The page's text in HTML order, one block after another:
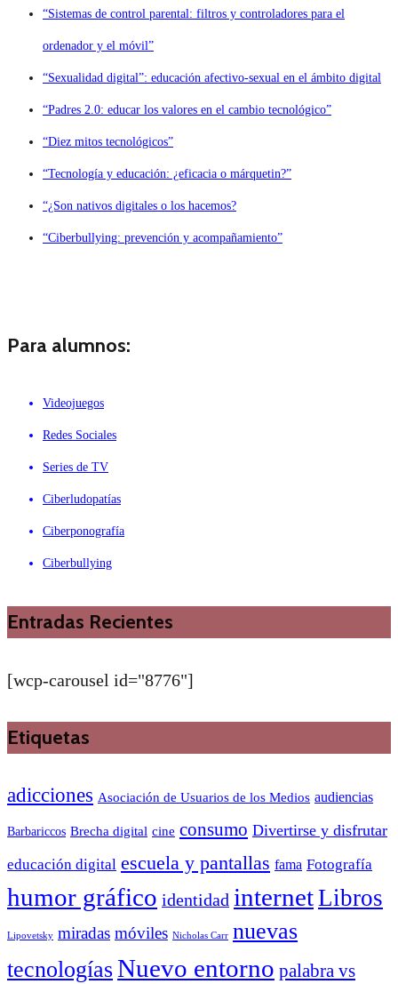
“Sistemas de control parental: filtros y controladores para el
ordenador y el móvil”
“Sexualidad digital”: educación afectivo-sexual en el ámbito digital
“Padres 2.0: educar los valores en el cambio tecnológico”
“Diez mitos tecnológicos”
“Tecnología y educación: ¿eficacia o márquetin?”
“¿Son nativos digitales o los hacemos?
“Ciberbullying: prevención y acompañamiento”
Para alumnos:
Videojuegos
Redes Sociales
Series de TV
Ciberludopatías
Ciberponografía
Ciberbullying
Entradas Recientes
[wcp-carousel id="8776"]
Etiquetas
adicciones Asociación de Usuarios de los Medios audiencias
Barbariccos Brecha digital cine consumo Divertirse y disfrutar
educación digital escuela y pantallas fama Fotografía
humor gráfico identidad internetLibros
Lipovetsky miradas móviles Nicholas Carr nuevas
tecnologíasNuevo entorno palabra vs